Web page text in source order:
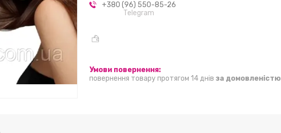
+380 (96) 550-85-26
Telegram
повернення товару протягом 14 днів за домовленістю